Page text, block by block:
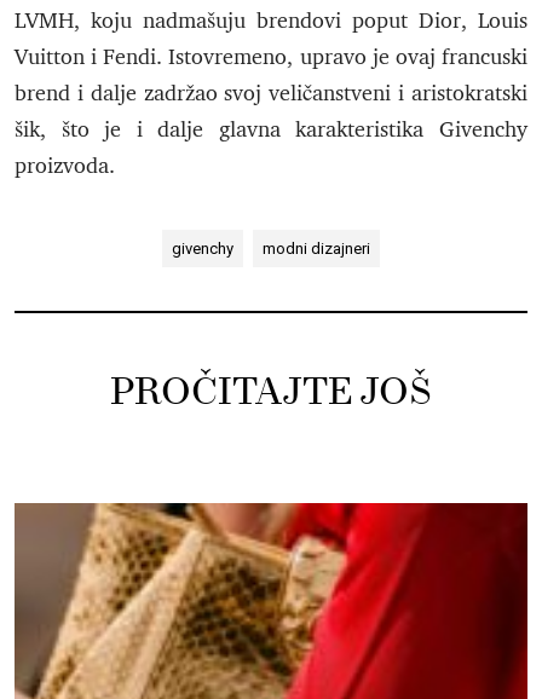
LVMH, koju nadmašuju brendovi poput Dior, Louis
Vuitton i Fendi. Istovremeno, upravo je ovaj francuski
brend i dalje zadržao svoj veličanstveni i aristokratski
šik, što je i dalje glavna karakteristika Givenchy
proizvoda.
givenchy modni dizajneri
PROČITAJTE JOŠ